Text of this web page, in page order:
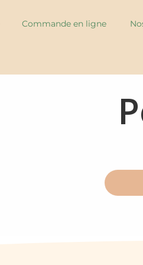
Commande en ligne